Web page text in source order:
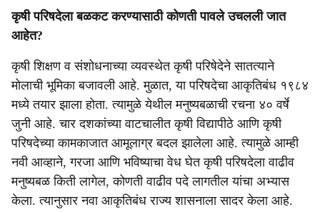
कृषी परिषदेला बळकट करण्यासाठी कोणती पावले उचलली जात
आहेत?
कृषी शिक्षण व संशोधनाच्या व्यवस्थेत कृषी परिषेदेने सातत्याने
मोलाची भूमिका बजावली आहे. मुळात, या परिषदेचा आकृतिबंध १९८४
मध्ये तयार झाला होता. त्यामुळे येथील मनुष्यबळाची रचना ४० वर्षे
जुनी आहे. चार दशकांच्या वाटचालीत कृषी विद्यापीठे आणि कृषी
परिषदेच्या कामकाजात आमूलाग्र बदल झालेला आहे. त्यामुळे आम्ही
नवी आव्हाने, गरजा आणि भविष्याचा वेध घेत कृषी परिषदेला वाढीव
मनुष्यबळ किती लागेल, कोणती वाढीव पदे लागतील यांचा अभ्यास
केला. त्यानुसार नवा आकृतिबंध राज्य शासनाला सादर केला आहे.